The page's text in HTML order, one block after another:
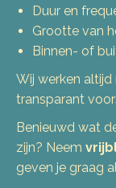
Duur en
Grootte van
Binnen- of
Wij werken
transparant
Benieuwd wat
zijn? Neem
geven je graag